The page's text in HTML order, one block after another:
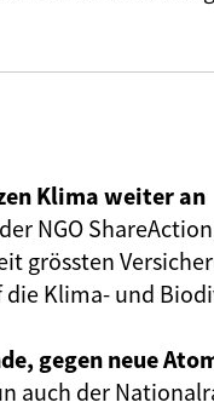
Klima weiter an
NGO
grössten
Klima- und
gegen neue
auch der